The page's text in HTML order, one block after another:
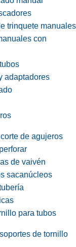
trinquete manuales
con
adaptadores
de agujeros
de vaivén
sacanúcleos
para tubos
de tornillo